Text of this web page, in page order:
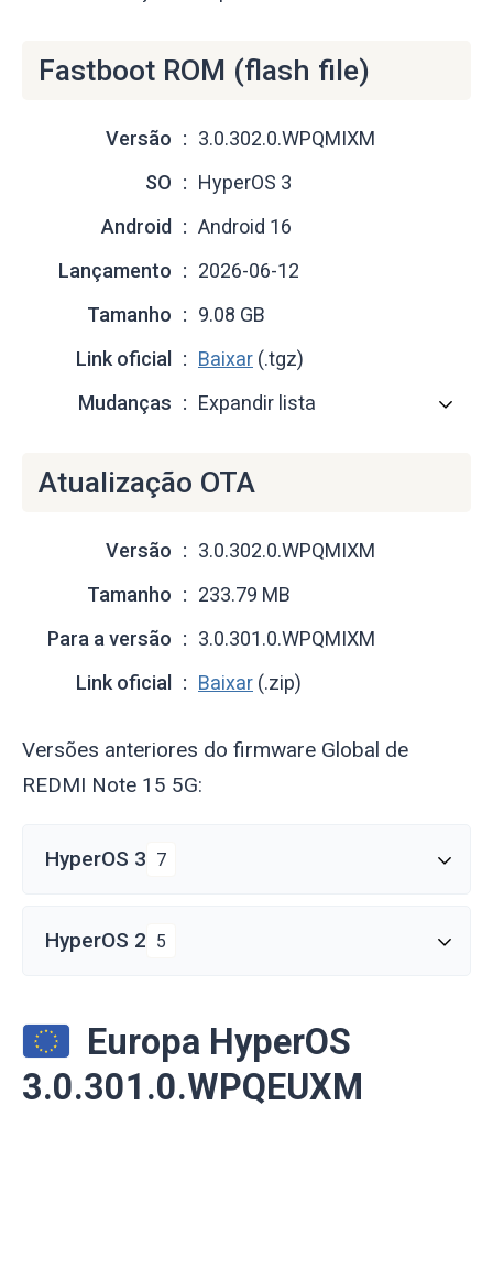
Fastboot ROM (flash file)
Versão
3.0.302.0.WPQMIXM
SO
HyperOS 3
Android
Android 16
Lançamento
2026-06-12
Tamanho
9.08 GB
Link oficial
Baixar (.tgz)
Mudanças
Expandir lista
Atualização OTA
Versão
3.0.302.0.WPQMIXM
Tamanho
233.79 MB
Para a versão
3.0.301.0.WPQMIXM
Link oficial
Baixar (.zip)
Versões anteriores do firmware Global de
REDMI Note 15 5G:
HyperOS 3 7
HyperOS 2 5
Europa HyperOS
3.0.301.0.WPQEUXM